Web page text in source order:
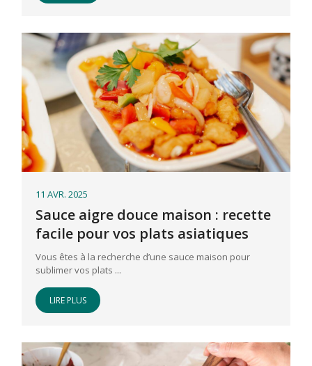
11 AVR. 2025
Sauce aigre douce maison : recette
facile pour vos plats asiatiques
Vous êtes à la recherche d’une sauce maison pour
sublimer vos plats ...
LIRE PLUS